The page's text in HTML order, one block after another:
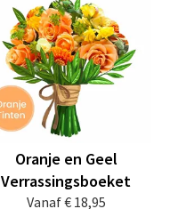
Vanaf€ 18,95
Oranje en Geel
Verrassingsboeket